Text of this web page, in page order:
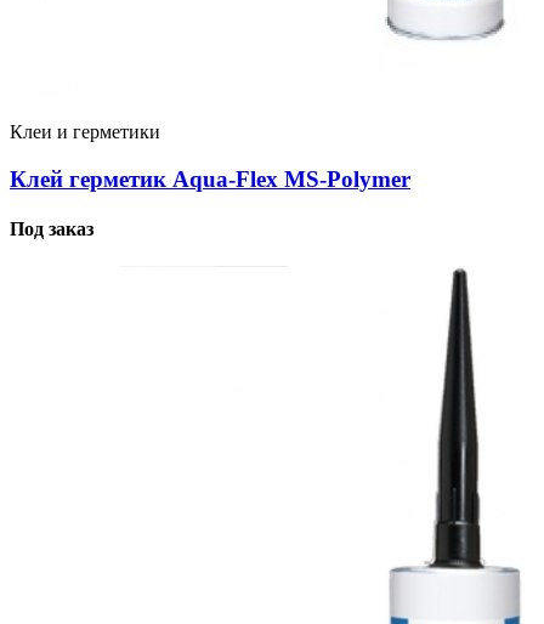
Клеи и герметики
Клей герметик Aqua-Flex MS-Polymer
Под заказ